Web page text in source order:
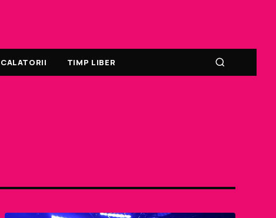
CALATORII TIMP LIBER